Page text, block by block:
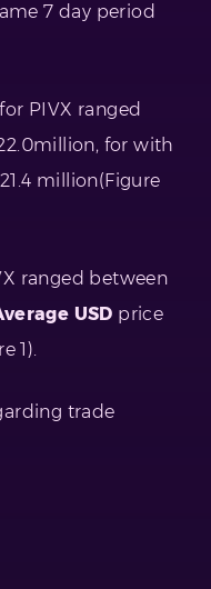
7 day period
for PIVX ranged
for with
million(Figure
ranged between
USD price
1).
trade